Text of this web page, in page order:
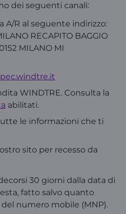
dei seguenti canali:
A/R al seguente indirizzo:
RECAPITO BAGGIO
MILANO MI
WINDTRE. Consulta la
abilitati.
le informazioni che ti
sito per recesso da
30 giorni dalla data di
fatto salvo quanto
numero mobile (MNP).